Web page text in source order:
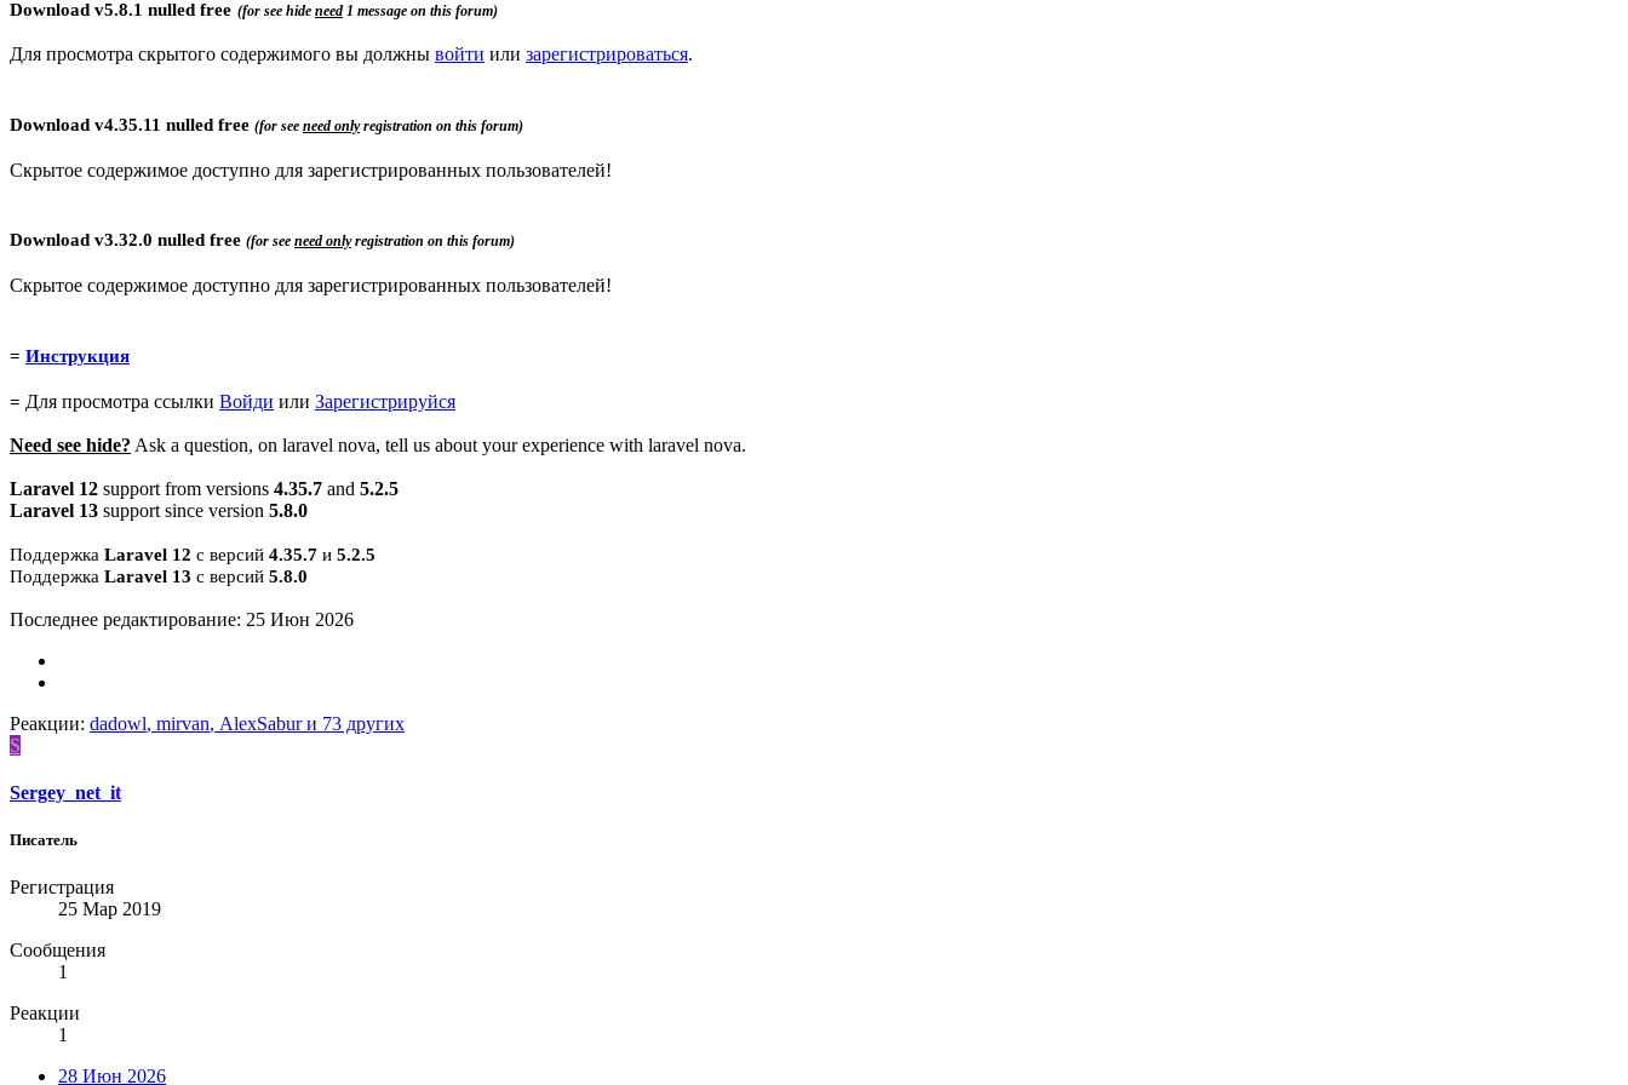
Download v5.8.1 nulled free (for see hide need 1 message on this forum)
Для просмотра скрытого содержимого вы должны войти или зарегистрироваться.
Download v4.35.11 nulled free (for see need onlyregistration on this forum)
Скрытое содержимое доступно для зарегистрированных пользователей!
Download v3.32.0 nulled free (for see need onlyregistration on this forum)
Скрытое содержимое доступно для зарегистрированных пользователей!
= Инструкция
= Для просмотра ссылки Войди или Зарегистрируйся
Need see hide? Ask a question, on laravel nova, tell us about your experience with laravel nova.
Laravel 12 support from versions 4.35.7 and 5.2.5
Laravel 13 support since version 5.8.0
Поддержка Laravel 12 с версий 4.35.7 и 5.2.5
Поддержка Laravel 13 с версий 5.8.0
Последнее редактирование: 25 Июн 2026
Реакции: dadowl, mirvan, AlexSaburи 73 других
S
Sergey_net_it
Писатель
Регистрация
25 Мар 2019
Сообщения
1
Реакции
1
28 Июн 2026